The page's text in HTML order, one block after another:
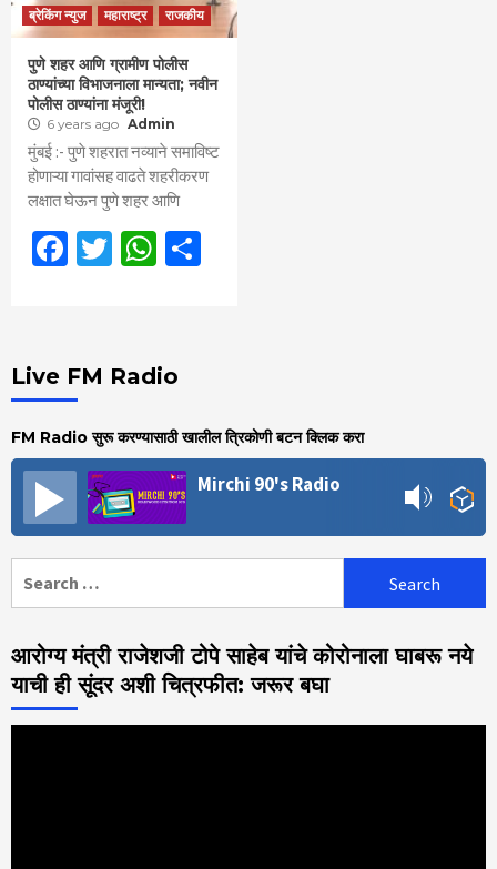
ब्रेकिंग न्युज
महाराष्ट्र राजकीय
पुणे शहर आणि ग्रामीण पोलीस
ठाण्यांच्या विभाजनाला मान्यता; नवीन
पोलीस ठाण्यांना मंजूरी!
6 years ago Admin
मुंबई :- पुणे शहरात नव्याने समाविष्ट
होणाऱ्या गावांसह वाढते शहरीकरण
लक्षात घेऊन पुणे शहर आणि
Facebook
TwitterWhatsApp
Live FM Radio
FM Radio सुरू करण्यासाठी खालील त्रिकोणी बटन क्लिक करा
Mirchi 90's Radio
आरोग्य मंत्री राजेशजी टोपे साहेब यांचे कोरोनाला घाबरू नये
याची ही सूंदर अशी चित्रफीत: जरूर बघा